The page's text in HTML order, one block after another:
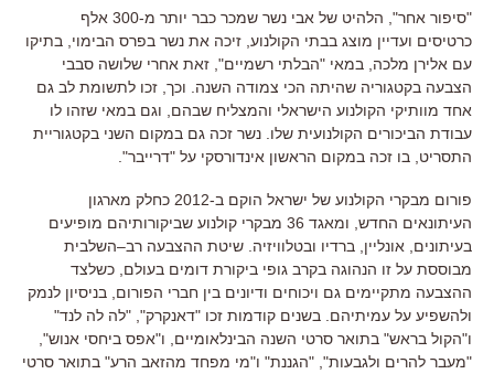
"סיפור אחר", הלהיט של אבי נשר שמכר כבר יותר מ-300
אלף
כרטיסים ועדיין מוצג בבתי הקולנוע זיכה את נשר בפרס הבימוי בתיקו
עם אלירן מלכה במאי "הבלתי רשמיים", זאת אחרי שלושה סבבי
הצבעה בקטגוריה שהיתה הכי צמודה השנה
וכך זכו לתשומת לב גם
אחד מוותיקי הקולנוע הישראלי והמצליח שבהם
וגם במאי שזהו לו
עבודת הביכורים הקולנועית שלו נשר זכה גם במקום השני בקטגוריית
התסריט בו זכה במקום הראשון אינדורסקי על "דרייבר".
פורום מבקרי הקולנוע של ישראל הוקם ב-2012
כחלק מארגון
העיתונאים החדש ומאגד 36 מבקרי קולנוע שביקורותיהם מופיעים
בעיתונים
אונליין ברדיו ובטלוויזיה שיטת ההצבעה רב–השלבית
מבוססת על זו הנהוגה בקרב גופי ביקורת דומים בעולם כשלצד
ההצבעה מתקיימים גם ויכוחים ודיונים בין חברי הפורום בניסיון לנמק
ולהשפיע על עמיתיהם בשנים קודמות זכו "דאנקרק", "לה לה לנד"
ו"הקול בראש" בתואר סרטי השנה הבינלאומיים ו"אפס ביחסי אנוש",
"מעבר להרים ולגבעות", "הגננת" ו"מי מפחד מהזאב הרע" בתואר סרטי